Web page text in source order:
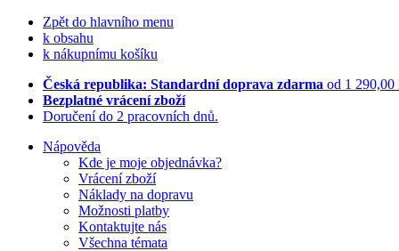
Zpět do hlavního menu
k obsahu
k nákupnímu košíku
Česká republika: Standardní doprava zdarma od 1 290,00
Bezplatné vrácení zboží
Doručení do 2 pracovních dnů.
Nápověda
Kde je moje objednávka?
Vrácení zboží
Náklady na dopravu
Možnosti platby
Kontaktujte nás
Všechna témata